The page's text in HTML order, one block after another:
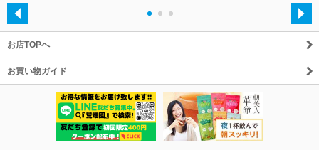
お店TOPへ
お買い物ガイド